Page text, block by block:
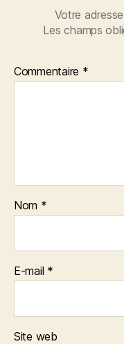
Votre
Les champs
Commentaire *
Nom *
E-mail *
Site web